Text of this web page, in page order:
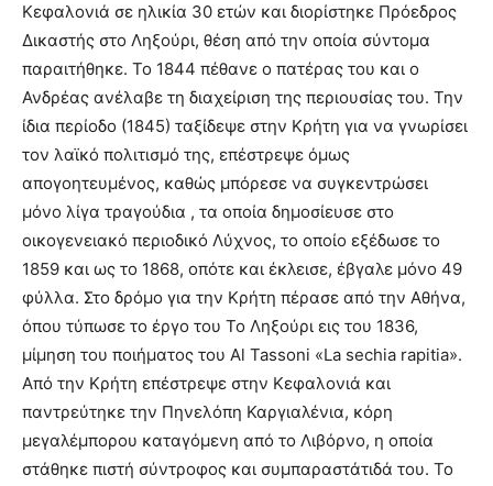
Κεφαλονιά σε ηλικία 30 ετών και διορίστηκε Πρόεδρος
Δικαστής στο Ληξούρι, θέση από την οποία σύντομα
παραιτήθηκε. Το 1844 πέθανε ο πατέρας του και ο
Ανδρέας ανέλαβε τη διαχείριση της περιουσίας του. Την
ίδια περίοδο (1845) ταξίδεψε στην Κρήτη για να γνωρίσει
τον λαϊκό πολιτισμό της, επέστρεψε όμως
απογοητευμένος, καθώς μπόρεσε να συγκεντρώσει
μόνο λίγα τραγούδια , τα οποία δημοσίευσε στο
οικογενειακό περιοδικό Λύχνος, το οποίο εξέδωσε το
1859 και ως το 1868, οπότε και έκλεισε, έβγαλε μόνο 49
φύλλα. Στο δρόμο για την Κρήτη πέρασε από την Αθήνα,
όπου τύπωσε το έργο του Το Ληξούρι εις του 1836,
μίμηση του ποιήματος του Αl Tassoni «La sechia rapitia».
Από την Κρήτη επέστρεψε στην Κεφαλονιά και
παντρεύτηκε την Πηνελόπη Καργιαλένια, κόρη
μεγαλέμπορου καταγόμενη από το Λιβόρνο, η οποία
στάθηκε πιστή σύντροφος και συμπαραστάτιδά του. Το